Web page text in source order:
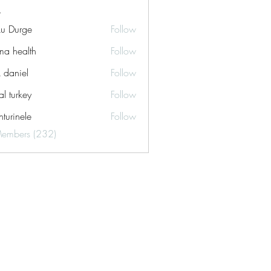
Durge
Follow
health
Follow
daniel
Follow
turkey
Follow
Follow
(232)